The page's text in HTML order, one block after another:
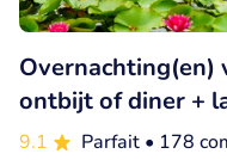
Overnachting(en)
ontbijt of diner +
9.1 Parfait • 178